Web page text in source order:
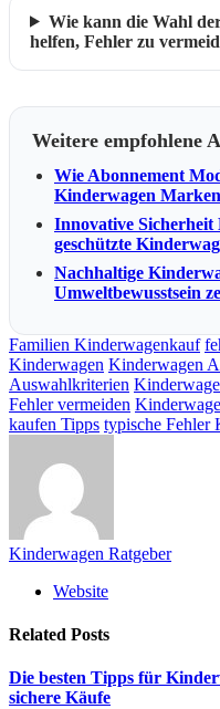
Wie kann die Wahl
helfen, Fehler zu
Weitere empfohlene
Wie Abonnement
Kinderwagen
Innovative
geschützte
Nachhaltige
Umweltbewusstsein
Familien Kinderwagenkauf
Kinderwagen Kinderwagen
Auswahlkriterien
Fehler vermeiden
kaufen Tipps typische Fehler
Kinderwagen Ratgeber
Website
Related Posts
Die besten Tipps für
sichere Käufe